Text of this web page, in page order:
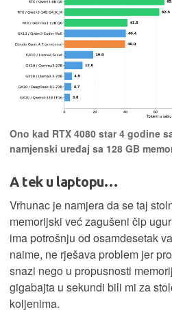
Ono kad RTX 4080 star 4 godine
namjenski uređaj sa 128 GB
A tek u laptopu…
Vrhunac je namjera da se taj
memorijski već zagušeni čip
ima potrošnju od osamdesetak
naime, ne rješava problem jer
snazi nego u propusnosti
gigabajta u sekundi bili mi za
koljenima.